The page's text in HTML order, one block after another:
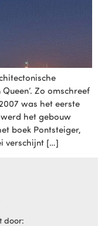
Zo omschreef
was het eerste
het gebouw
boek Pontsteiger,
verschijnt […]
door: